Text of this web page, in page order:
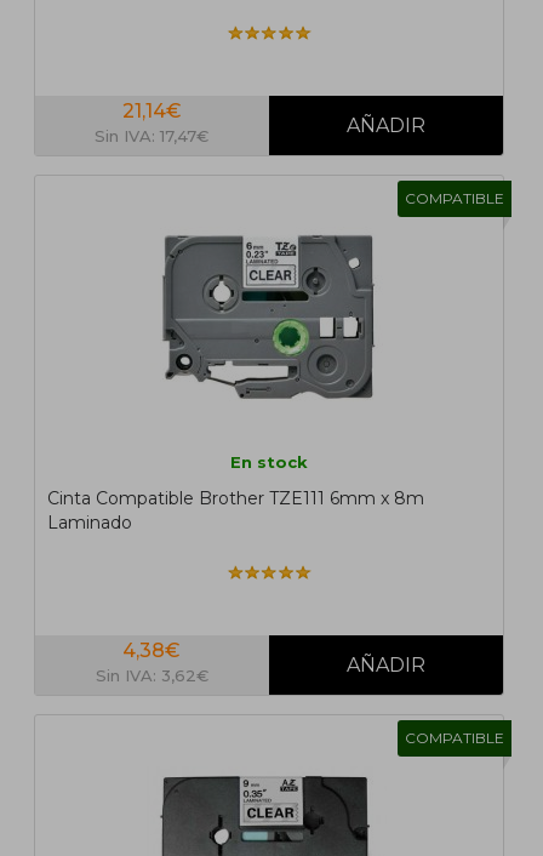
21,14€
Sin IVA: 17,47€
COMPATIBLE
En stock
Cinta Compatible Brother TZE111 6mm x 8m
Laminado
4,38€
Sin IVA: 3,62€
COMPATIBLE